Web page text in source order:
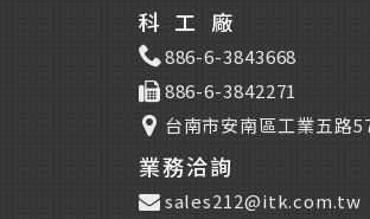
科工廠
886-6-3843668
886-6-3842271
台南市安南區工業五路
業務洽詢
sales212@itk.com.tw